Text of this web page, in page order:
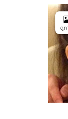
ดูภ